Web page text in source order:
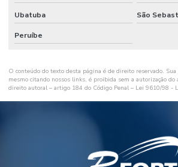
Ubatuba São
Peruíbe
O conteúdo do texto desta página é de direito reservado.
mesmo citando nossos links, é proibida sem a autorização
direito autoral – artigo 184 do Código Penal – Lei 9610/98 -